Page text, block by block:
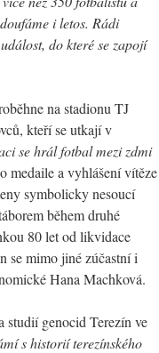
i letos. Rádi
do které se zapojí
na stadionu TJ
kteří se utkají v
se hrál fotbal mezi zdmi
medaile a vyhlášení vítěze
symbolicky nesoucí
během druhé
80 let od likvidace
se mimo jiné zúčastní i
Hana Machková.
studií genocid Terezín ve
s historií terezínského